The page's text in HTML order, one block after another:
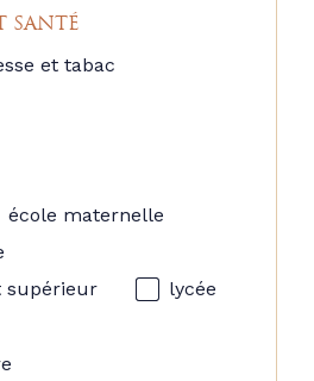
SANTÉ
et tabac
école maternelle
supérieur
lycée